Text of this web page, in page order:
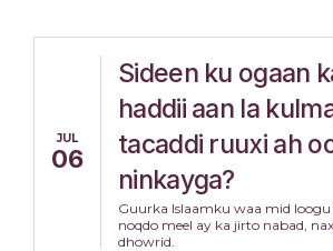
JUL
06
Sideen ku ogaan
haddii aan la
tacaddi ruuxi ah
ninkayga?
Guurka Islaamku waa mid
noqdo meel ay ka jirto nabad,
dhowrid.